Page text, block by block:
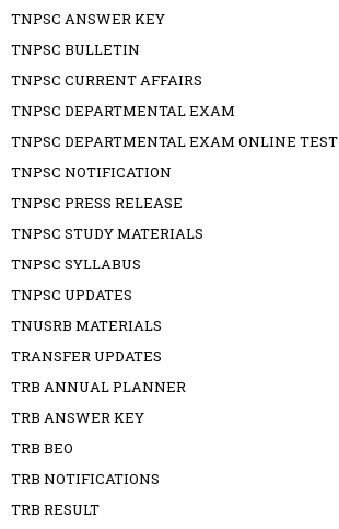
TNPSC ANSWER KEY
TNPSC BULLETIN
TNPSC CURRENT AFFAIRS
TNPSC DEPARTMENTAL EXAM
TNPSC DEPARTMENTAL EXAM ONLINE TEST
TNPSC NOTIFICATION
TNPSC PRESS RELEASE
TNPSC STUDY MATERIALS
TNPSC SYLLABUS
TNPSC UPDATES
TNUSRB MATERIALS
TRANSFER UPDATES
TRB ANNUAL PLANNER
TRB ANSWER KEY
TRB BEO
TRB NOTIFICATIONS
TRB RESULT